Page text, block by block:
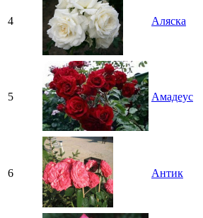
4 Аляска
5 Амадеус
6 Антик